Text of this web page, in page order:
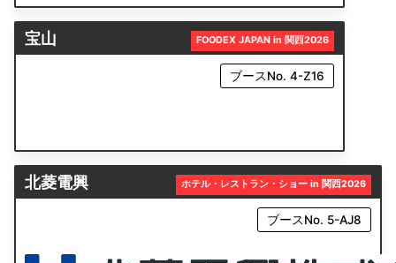
宝山 FOODEX JAPAN in 関西2026
ブースNo. 4-Z16
北菱電興 ホテル・レストラン・ショー in 関西2026
ブースNo. 5-AJ8